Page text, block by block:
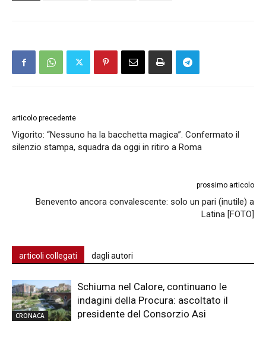
articolo precedente
Vigorito: “Nessuno ha la bacchetta magica”. Confermato il
silenzio stampa, squadra da oggi in ritiro a Roma
prossimo articolo
Benevento ancora convalescente: solo un pari (inutile) a
Latina [FOTO]
articoli collegati dagli autori
CRONACA
Schiuma nel Calore, continuano le
indagini della Procura: ascoltato il
presidente del Consorzio Asi